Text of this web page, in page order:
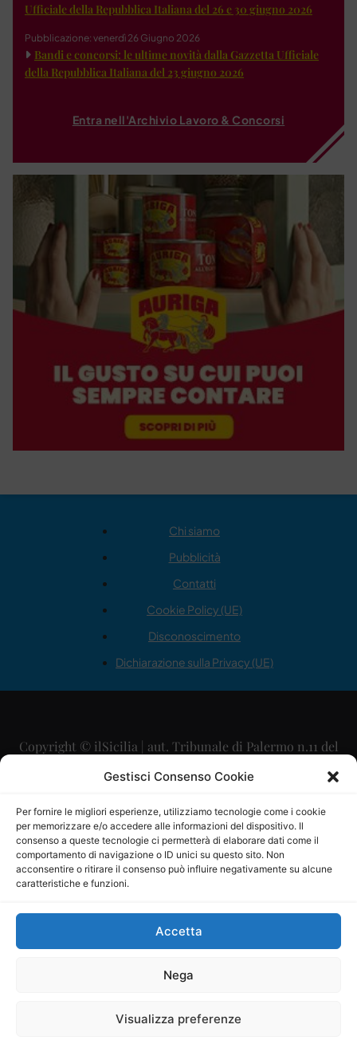
Gestisci Consenso Cookie
Per fornire le migliori esperienze, utilizziamo tecnologie come i cookie
per memorizzare e/o accedere alle informazioni del dispositivo. Il
consenso a queste tecnologie ci permetterà di elaborare dati come il
comportamento di navigazione o ID unici su questo sito. Non
acconsentire o ritirare il consenso può influire negativamente su alcune
caratteristiche e funzioni.
Accetta
Nega
Visualizza preferenze
Ufficiale della Repubblica Italiana del 26 e 30 giugno 2026
Pubblicazione: venerdì 26 Giugno 2026
Bandi e concorsi: le ultime novità dalla Gazzetta Ufficiale
della Repubblica Italiana del 23 giugno 2026
Entra nell'Archivio Lavoro & Concorsi
Chi siamo
Pubblicità
Contatti
Cookie Policy (UE)
Disconoscimento
Dichiarazione sulla Privacy (UE)
Copyright © ilSicilia | aut. Tribunale di Palermo n.11 del
29/09/2015
Direttore Editoriale: Maurizio Scaglione
Direttore Responsabile: Maria Calabrese
P.IVA: 06334930820
Mercurio Comunicazione Società Cooperativa a r.l. è
iscritta al Registro degli Operatori di Comunicazione al
Sito gestito daLa Digitale srl–info@ladigitale.it